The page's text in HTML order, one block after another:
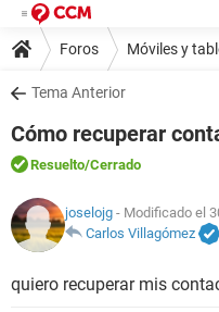
Foros Móviles y
Tema Anterior
Cómo recuperar
Resuelto/Cerrado
joselojg - Modificado el
Carlos Villagómez
quiero recuperar mis